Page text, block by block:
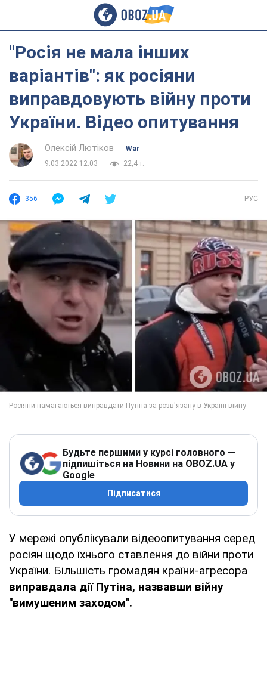
"Росія не мала інших
варіантів": як росіяни
виправдовують війну проти
України. Відео опитування
Олексій Лютіков
War
9.03.2022 12:03
22,4 т.
356 РУС
Будьте першими у курсі головного —
підпишіться на Новини на OBOZ.UA у
Google
Підписатися
У мережі опублікували відеоопитування серед
росіян щодо їхнього ставлення до війни проти
України. Більшість громадян країни-агресора
виправдала дії Путіна, назвавши війну
"вимушеним заходом".